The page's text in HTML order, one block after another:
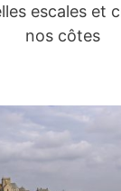
escales et
nos côtes